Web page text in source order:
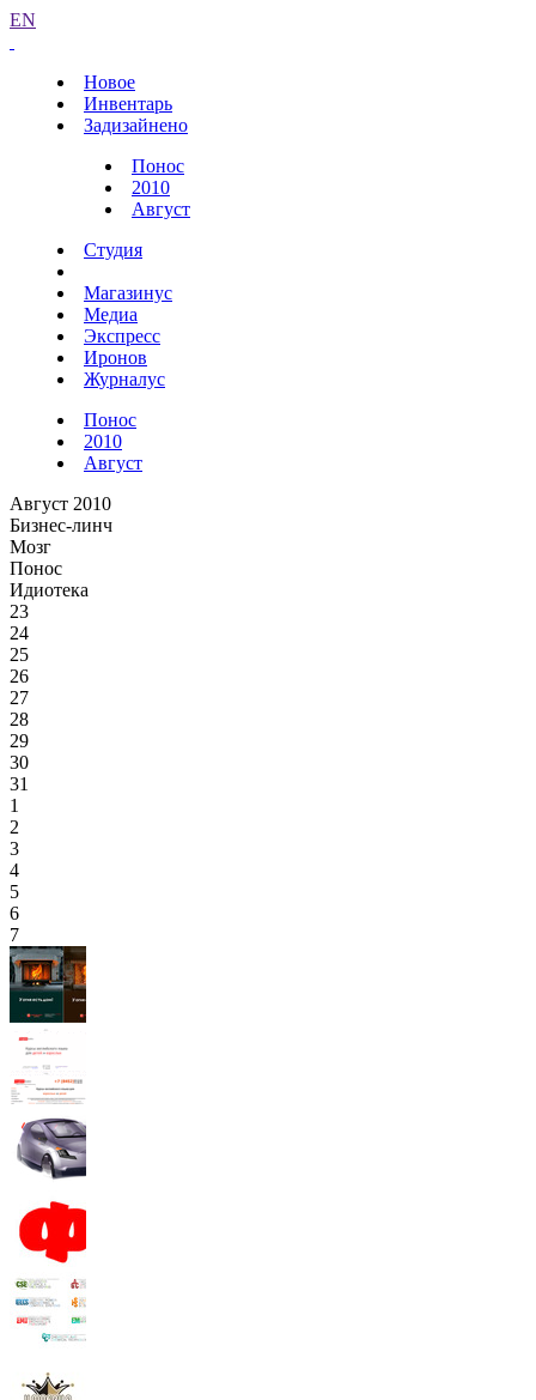
EN
Новое
Инвентарь
Задизайнено
Понос
2010
Август
Студия
Магазинус
Медиа
Экспресс
Иронов
Журналус
Понос
2010
Август
Август 2010
Бизнес-линч
Мозг
Понос
Идиотека
23
24
25
26
27
28
29
30
31
1
2
3
4
5
6
7